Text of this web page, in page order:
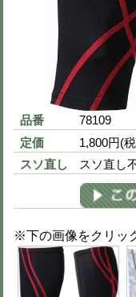
当サイトに掲載さ
が、更新のタイミ
さい。